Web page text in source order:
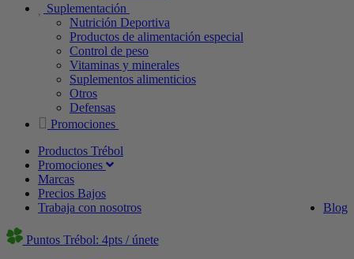
Suplementación
Nutrición Deportiva
Productos de alimentación especial
Control de peso
Vitaminas y minerales
Suplementos alimenticios
Otros
Defensas
Promociones
Productos Trébol
Promociones
Marcas
Precios Bajos
Blog
Trabaja con nosotros
Puntos Trébol: 4pts / únete